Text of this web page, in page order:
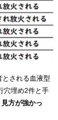
される血液型
穴埋め2件と手
方が強かっ